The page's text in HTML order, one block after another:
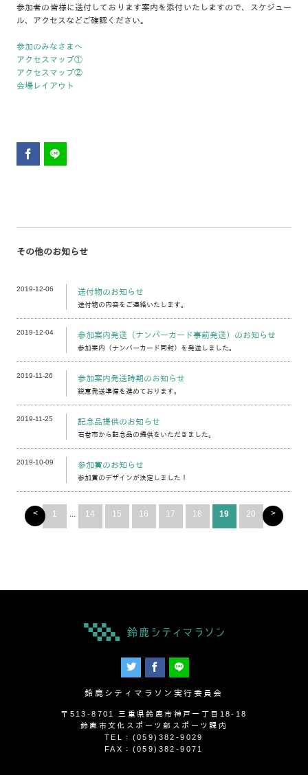
参加者の皆様に送付しております案内を添付いたしますので、スケジュー
ル、アクセスなどご確認ください。
参加のみなさまへ
アクセスマップ①
アクセスマップ②
会場レイアウト
その他のお知らせ
2019-12-06 送付物のお知らせ
送付物の内容をご連絡いたします。
2019-12-04 参加案内発送（ナンバーカード事前発送）のお知らせ
参加案内（ナンバーカード同封）を発送しました。
2019-11-26 参加案内発送時期のお知らせ
鋭意発送準備を進めております。
2019-11-25 記念品提供のお知らせ
石巻市から記念品の提供をいただきました。
2019-10-09 参加賞のお知らせ
参加賞のデザインが決定しました！
< 1 ... 14 15 16 17 18 19 20 >
鈴鹿シティマラソン実行委員会
〒513-8701 三重県鈴鹿市神戸一丁目18-18
鈴鹿市文化スポーツ部スポーツ課内
TEL：(059)382-9029
FAX：(059)382-9071